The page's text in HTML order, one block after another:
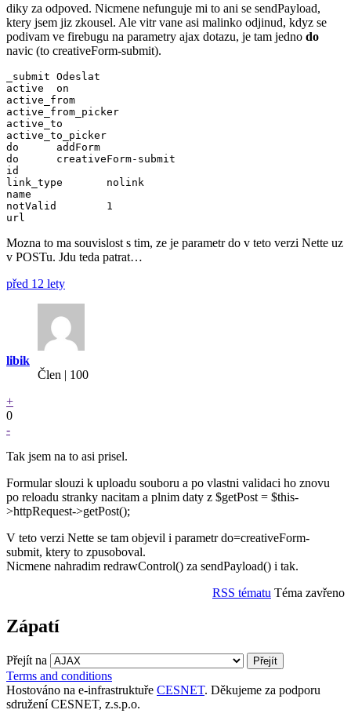
diky za odpoved. Nicmene nefunguje mi to ani se sendPayload,
ktery jsem jiz zkousel. Ale vitr vane asi malinko odjinud, kdyz se
podivam ve firebugu na parametry ajax dotazu, je tam jedno do
navic (to creativeForm-submit).
_submit	Odeslat
active	on
active_from
active_from_picker
active_to
active_to_picker
do	addForm
do	creativeForm-submit
id
link_type	nolink
name
notValid	1
Mozna to ma souvislost s tim, ze je parametr do v teto verzi Nette uz
v POSTu. Jdu teda patrat…
před 12 lety
libik
Člen | 100
+
0
-
Tak jsem na to asi prisel.
Formular slouzi k uploadu souboru a po vlastni validaci ho znovu
po reloadu stranky nacitam a plnim daty z $getPost = $this-
>httpRequest->getPost();
V teto verzi Nette se tam objevil i parametr do=creativeForm-
submit, ktery to zpusoboval.
Nicmene nahradim redrawControl() za sendPayload() i tak.
RSS tématu Téma zavřeno
Zápatí
Přejít na
Terms and conditions
Hostováno na e-infrastruktuře CESNET. Děkujeme za podporu
sdružení CESNET, z.s.p.o.